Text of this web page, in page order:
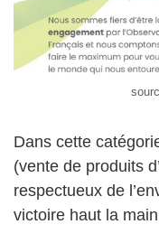
Dans cette
(vente de produits
respectueux de
victoire haut la